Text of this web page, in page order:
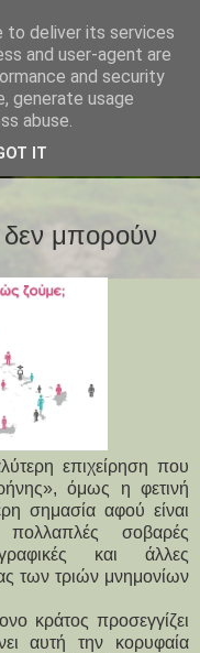
μπορούν
επιχείρηση που
όμως η φετινή
σημασία αφού είναι
σοβαρές
και άλλες
των τριών μνημονίων
κράτος προσεγγίζει
αυτή την κορυφαία
to deliver its services
and user-agent are
and security
generate usage
abuse.
IT